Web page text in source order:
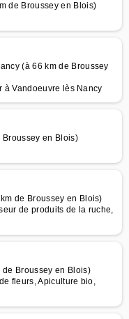
de Broussey en Blois)
(à 66 km de Broussey
Vandoeuvre lès Nancy
Broussey en Blois)
de Broussey en Blois)
de produits de la ruche,
Broussey en Blois)
fleurs, Apiculture bio,